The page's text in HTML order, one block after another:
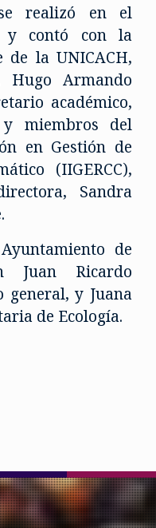
realizó en el
y contó con la
la UNICACH,
Hugo Armando
académico,
y miembros del
en Gestión de
(IIGERCC),
Sandra
de
Juan Ricardo
general, y Juana
de Ecología.